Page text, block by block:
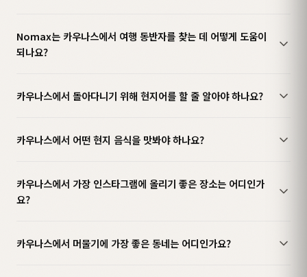
Nomax는 카우나스에서 여행 동반자를 찾는 데 어떻게 도움이
되나요?
카우나스에서 돌아다니기 위해 현지어를 할 줄 알아야 하나요?
카우나스에서 어떤 현지 음식을 맛봐야 하나요?
카우나스에서 가장 인스타그램에 올리기 좋은 장소는 어디인가
요?
카우나스에서 머물기에 가장 좋은 동네는 어디인가요?